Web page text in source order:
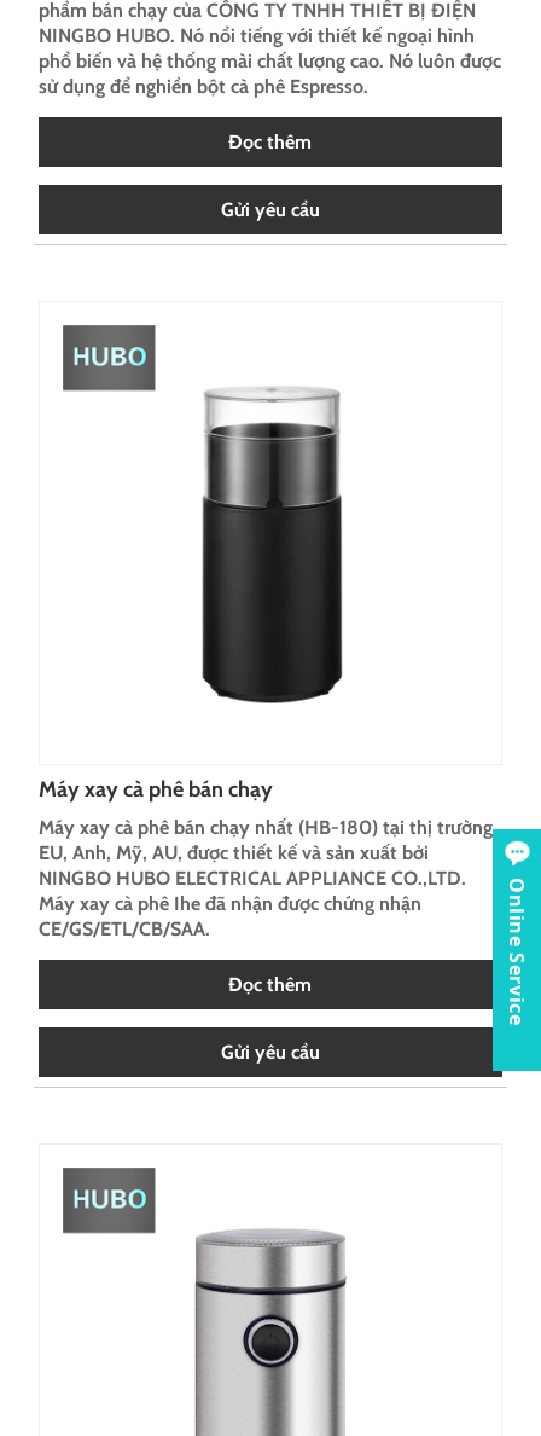
phẩm bán chạy của CÔNG TY TNHH THIẾT BỊ ĐIỆN
NINGBO HUBO. Nó nổi tiếng với thiết kế ngoại hình
phổ biến và hệ thống mài chất lượng cao. Nó luôn được
sử dụng để nghiền bột cà phê Espresso.
Đọc thêm
Gửi yêu cầu
Máy xay cà phê bán chạy
Máy xay cà phê bán chạy nhất (HB-180) tại thị trường
EU, Anh, Mỹ, AU, được thiết kế và sản xuất bởi
NINGBO HUBO ELECTRICAL APPLIANCE CO.,LTD.
Máy xay cà phê Ihe đã nhận được chứng nhận
CE/GS/ETL/CB/SAA.
Đọc thêm
Gửi yêu cầu
Online Service